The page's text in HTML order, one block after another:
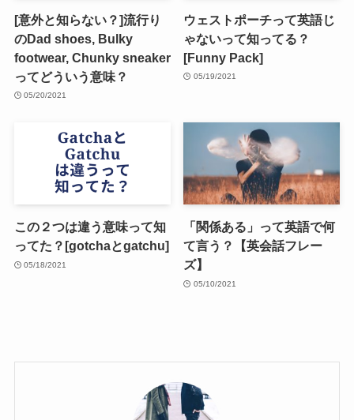
[意外と知らない？]流行り
のDad shoes, Bulky
footwear, Chunky sneaker
ってどういう意味？
05/20/2021
ウェストポーチって英語じ
ゃないって知ってる？
[Funny Pack]
05/19/2021
この２つは違う意味って知
ってた？[gotchaとgatchu]
05/18/2021
「関係ある」って英語で何
て言う？【英会話フレー
ズ】
05/10/2021